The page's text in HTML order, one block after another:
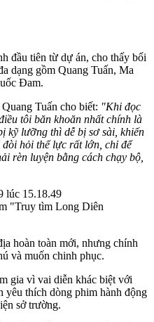
đầu tiên từ dự án, cho thấy bối
dạng gồm Quang Tuấn, Ma
Đam.
Tuấn cho biết: "Khi đọc
tôi băn khoăn nhất chính là
kỹ lưỡng thì dễ bị sơ sài, khiến
hỏi thể lực rất lớn, chỉ để
rèn luyện bằng cách chạy bộ,
"Truy tìm Long Diên
hoàn toàn mới, nhưng chính
và muốn chinh phục.
gia vì vai diễn khác biệt với
yêu thích dòng phim hành động
sở trường.